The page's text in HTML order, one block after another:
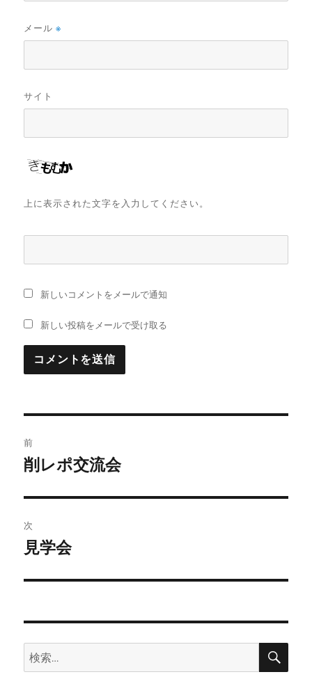
メール※
サイト
上に表示された文字を入力してください。
新しいコメントをメールで通知
新しい投稿をメールで受け取る
稿
ビ
ゲ
ー
ン
前
前
投
稿:
削レポ交流会
次
次
投
見学会
検
索:
検